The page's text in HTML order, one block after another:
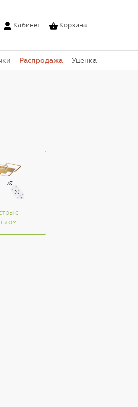
Кабинет Корзина
Распродажа Уценка
с